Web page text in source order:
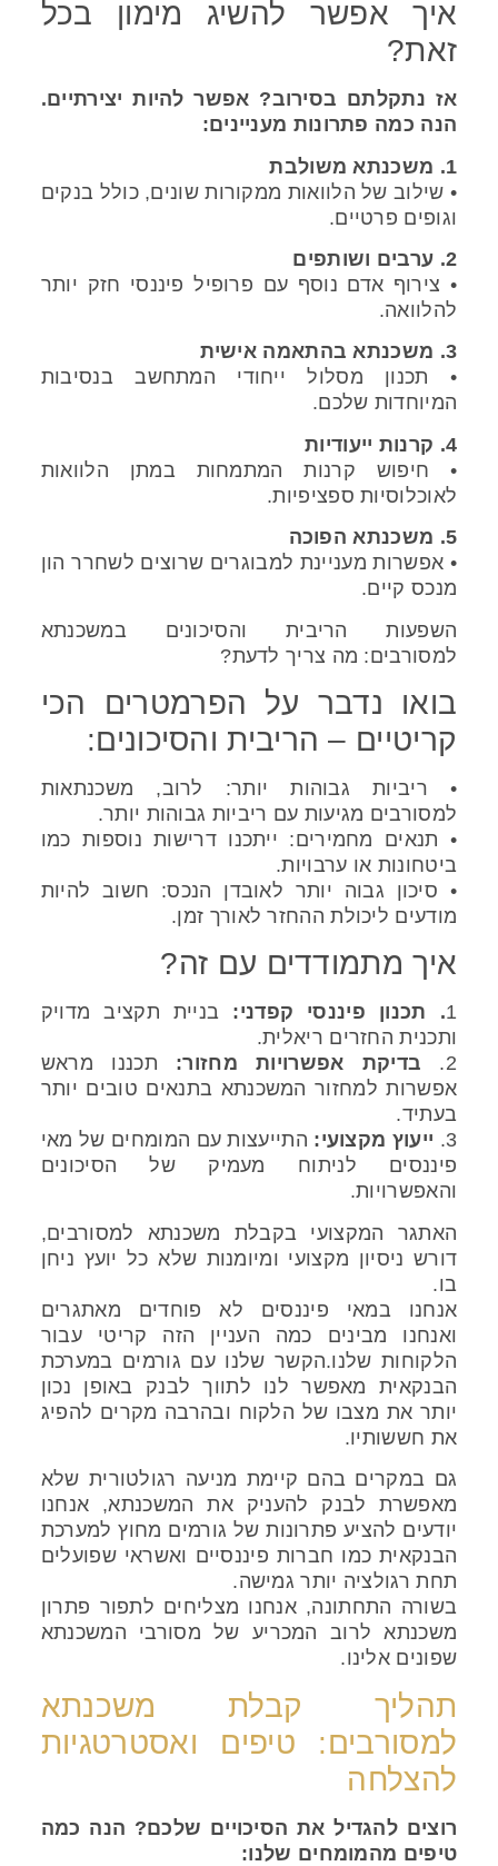
איך אפשר להשיג מימון בכל
זאת?
אז נתקלתם בסירוב? אפשר להיות יצירתיים.
הנה כמה פתרונות מעניינים:
1. משכנתא משולבת
• שילוב של הלוואות ממקורות שונים, כולל בנקים
וגופים פרטיים.
2. ערבים ושותפים
• צירוף אדם נוסף עם פרופיל פיננסי חזק יותר
להלוואה.
3. משכנתא בהתאמה אישית
• תכנון מסלול ייחודי המתחשב בנסיבות
המיוחדות שלכם.
4. קרנות ייעודיות
• חיפוש קרנות המתמחות במתן הלוואות
לאוכלוסיות ספציפיות.
5. משכנתא הפוכה
• אפשרות מעניינת למבוגרים שרוצים לשחרר הון
מנכס קיים.
השפעות הריבית והסיכונים במשכנתא
למסורבים: מה צריך לדעת?
בואו נדבר על הפרמטרים הכי
קריטיים – הריבית והסיכונים:
• ריביות גבוהות יותר: לרוב, משכנתאות
למסורבים מגיעות עם ריביות גבוהות יותר.
• תנאים מחמירים: ייתכנו דרישות נוספות כמו
ביטחונות או ערבויות.
• סיכון גבוה יותר לאובדן הנכס: חשוב להיות
מודעים ליכולת ההחזר לאורך זמן.
איך מתמודדים עם זה?
1. תכנון פיננסי קפדני: בניית תקציב מדויק
ותכנית החזרים ריאלית.
2.
בדיקת אפשרויות מחזור: תכננו מראש
אפשרות למחזור המשכנתא בתנאים טובים יותר
בעתיד.
3.
ייעוץ מקצועי: התייעצות עם המומחים של מאי
פיננסים לניתוח מעמיק של הסיכונים
והאפשרויות.
האתגר המקצועי בקבלת משכנתא למסורבים,
דורש ניסיון מקצועי ומיומנות שלא כל יועץ ניחן
בו.
אנחנו במאי פיננסים לא פוחדים מאתגרים
ואנחנו מבינים כמה העניין הזה קריטי עבור
הלקוחות שלנו.הקשר שלנו עם גורמים במערכת
הבנקאית מאפשר לנו לתווך לבנק באופן נכון
יותר את מצבו של הלקוח ובהרבה מקרים להפיג
את חששותיו.
גם במקרים בהם קיימת מניעה רגולטורית שלא
מאפשרת לבנק להעניק את המשכנתא, אנחנו
יודעים להציע פתרונות של גורמים מחוץ למערכת
הבנקאית כמו חברות פיננסיים ואשראי שפועלים
תחת רגולציה יותר גמישה.
בשורה התחתונה, אנחנו מצליחים לתפור פתרון
משכנתא לרוב המכריע של מסורבי המשכנתא
שפונים אלינו.
תהליך קבלת משכנתא
למסורבים: טיפים ואסטרטגיות
להצלחה
רוצים להגדיל את הסיכויים שלכם? הנה כמה
טיפים מהמומחים שלנו: